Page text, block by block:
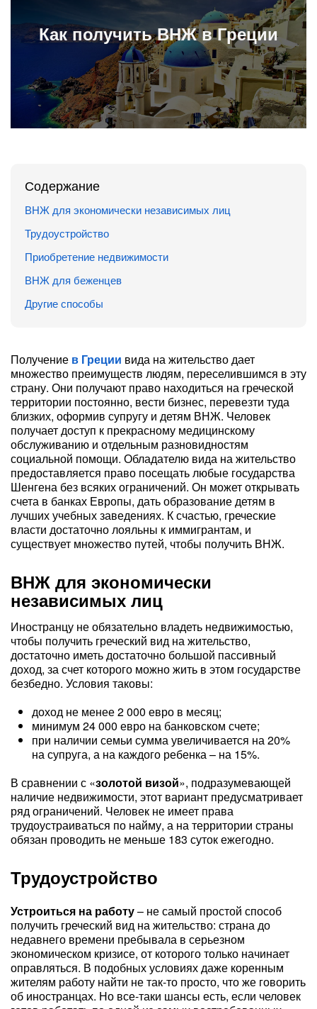
Как получитьВНЖ в Греции
Содержание
ВНЖ для экономически независимых лиц
Трудоустройство
Приобретение недвижимости
ВНЖ для беженцев
Другие способы
Получение в Греции вида на жительство дает
множество преимуществ людям, переселившимся в эту
страну. Они получают право находиться на греческой
территории постоянно, вести бизнес, перевезти туда
близких, оформив супругу и детям ВНЖ. Человек
получает доступ к прекрасному медицинскому
обслуживанию и отдельным разновидностям
социальной помощи. Обладателю вида на жительство
предоставляется право посещать любые государства
Шенгена без всяких ограничений. Он может открывать
счета в банках Европы, дать образование детям в
лучших учебных заведениях. К счастью, греческие
власти достаточно лояльны к иммигрантам, и
существует множество путей, чтобы получить ВНЖ.
ВНЖ для экономически
независимых лиц
Иностранцу не обязательно владеть недвижимостью,
чтобы получить греческий вид на жительство,
достаточно иметь достаточно большой пассивный
доход, за счет которого можно жить в этом государстве
безбедно. Условия таковы:
доход не менее 2 000 евро в месяц;
минимум 24 000 евро на банковском счете;
при наличии семьи сумма увеличивается на 20%
на супруга, а на каждого ребенка – на 15%.
В сравнении с «золотой визой», подразумевающей
наличие недвижимости, этот вариант предусматривает
ряд ограничений. Человек не имеет права
трудоустраиваться по найму, а на территории страны
обязан проводить не меньше 183 суток ежегодно.
Трудоустройство
Устроиться на работу– не самый простой способ
получить греческий вид на жительство: страна до
недавнего времени пребывала в серьезном
экономическом кризисе, от которого только начинает
оправляться. В подобных условиях даже коренным
жителям работу найти не так-то просто, что же говорить
об иностранцах. Но все-таки шансы есть, если человек